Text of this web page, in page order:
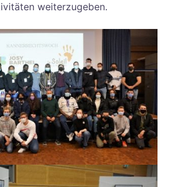
weiterzugeben.